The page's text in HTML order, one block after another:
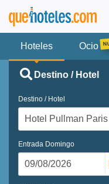
Hoteles Ocio
Destino / Hotel
Destino / Hotel
Entrada Domingo